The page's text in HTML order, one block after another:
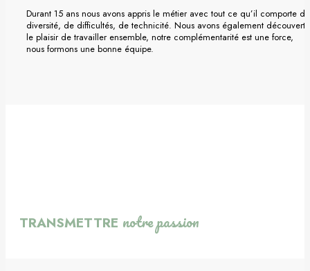
Durant 15 ans nous avons appris le métier avec tout ce qu’il comporte de
diversité, de difficultés, de technicité. Nous avons également découvert
le plaisir de travailler ensemble, notre complémentarité est une force,
nous formons une bonne équipe.
TRANSMETTRE notre passion